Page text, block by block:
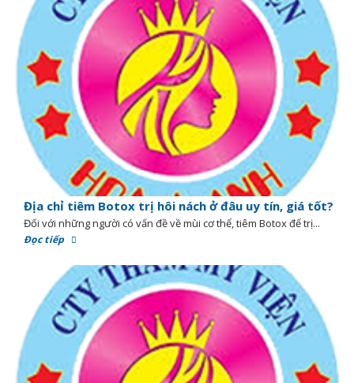
Địa chỉ tiêm Botox trị hôi nách ở đâu uy tín, giá tốt?
Đối với những người có vấn đề về mùi cơ thể, tiêm Botox để trị...
Đọc tiếp